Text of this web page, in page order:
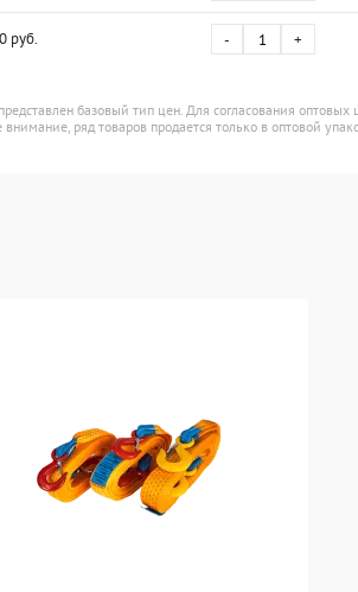
руб. - +
базовый тип цен. Для согласования
внимание, ряд товаров продается только в оптовой